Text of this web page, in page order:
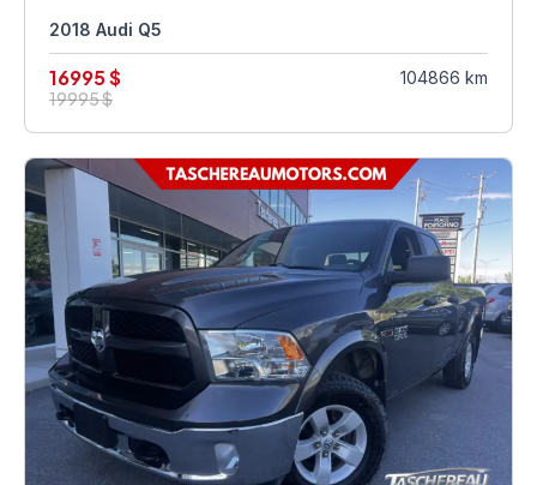
2018 Audi Q5
16995 $
19995 $
104866 km